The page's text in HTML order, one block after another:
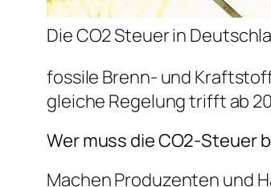
Die CO2 Steuer in
fossile Brenn- und
gleiche Regelung trifft ab
Wer muss die CO2-Steuer
Machen Produzenten und